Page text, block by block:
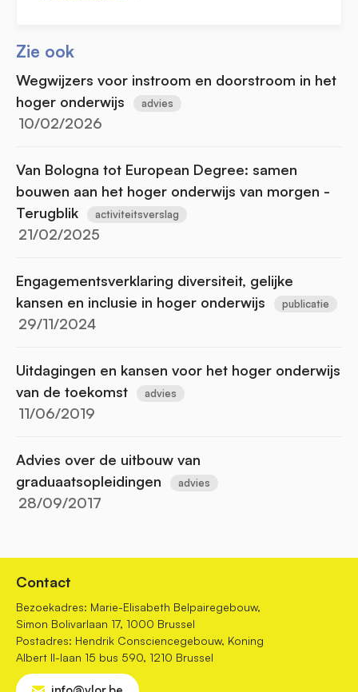
Zie ook
Wegwijzers voor instroom en doorstroom in het
hoger onderwijs
advies
10/02/2026
Van Bologna tot European Degree: samen
bouwen aan het hoger onderwijs van morgen -
Terugblik
activiteitsverslag
21/02/2025
Engagementsverklaring diversiteit, gelijke
kansen en inclusie in hoger onderwijs
publicatie
29/11/2024
Uitdagingen en kansen voor het hoger onderwijs
van de toekomst
advies
11/06/2019
Advies over de uitbouw van
graduaatsopleidingen
advies
28/09/2017
Contact
Bezoekadres: Marie-Elisabeth Belpairegebouw,
Simon Bolivarlaan 17, 1000 Brussel
Postadres: Hendrik Consciencegebouw, Koning
Albert II-laan 15 bus 590, 1210 Brussel